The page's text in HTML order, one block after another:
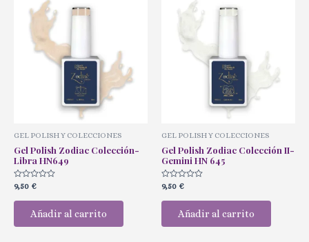
GEL POLISH Y COLECCIONES
Gel Polish Zodiac Colección-
Libra HN649
Valorado
con
0
9,50 €
Añadir al carrito
GEL POLISH Y COLECCIONES
Gel Polish Zodiac Colección II-
Gemini HN 645
Valorado
con
0
9,50 €
Añadir al carrito